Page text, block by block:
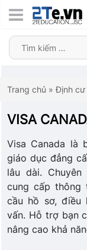
Trang chủ » Định cư
VISA
Visa Canada là
giáo dục đẳng
lâu dài.
cung cấp thông
cầu hồ sơ, điều
vấn. Hỗ trợ bạn
nâng cao khả